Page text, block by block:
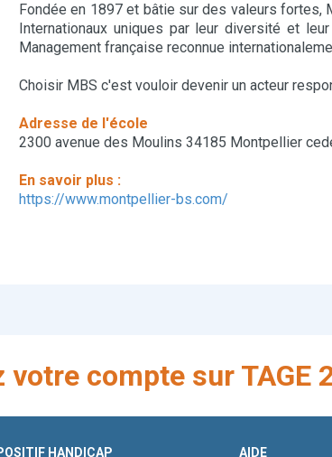
Fondée en 1897 et bâtie sur des valeurs
Internationaux uniques par leur diversité et
Management française reconnue
Choisir MBS c'est vouloir devenir un acteur
Adresse de l'école
2300 avenue des Moulins 34185 Montpellier
En savoir plus :
https://www.montpellier-bs.com/
votre compte sur TAGE
HANDICAP AIDE